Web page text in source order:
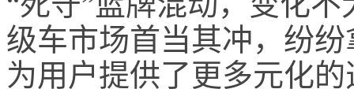
级车市场首当其冲，纷纷
为用户提供了更多元化